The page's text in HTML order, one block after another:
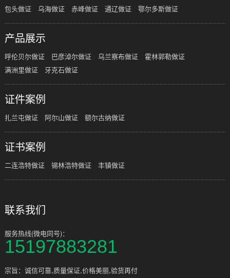
包头做证 乌海做证 赤峰做证 通辽做证 鄂尔多斯做证
产品展示
呼伦贝尔做证 巴彦淖尔做证 乌兰察布做证
霍林郭勒做证
满洲里做证
牙克石做证
证件案例
扎兰屯做证 阿尔山做证 额尔古纳做证
证书案例
二连浩特做证 锡林浩特做证 丰镇做证
联系我们
服务热线(微电同号)：
15197883281
宗旨：诚信可靠,质量保证,价格美丽,验货再付